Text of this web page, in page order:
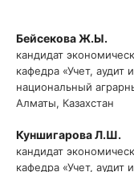
Бейсекова Ж.Ы.
кандидат
кафедра «Учет, аудит
национальный
Алматы, Казахстан
Куншигарова Л.Ш.
кандидат
кафедра «Учет, аудит